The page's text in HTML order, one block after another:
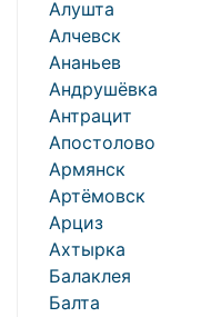
Алушта
Алчевск
Ананьев
Андрушёвка
Антрацит
Апостолово
Армянск
Артёмовск
Арциз
Ахтырка
Балаклея
Балта